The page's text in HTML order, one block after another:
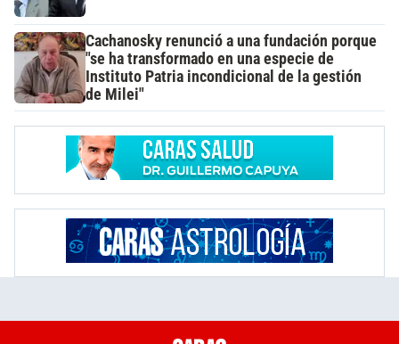
Cachanosky renunció a una fundación porque
"se ha transformado en una especie de
Instituto Patria incondicional de la gestión
de Milei"